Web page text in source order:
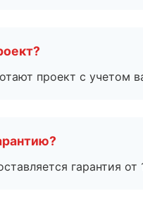
проект с учетом
гарантия